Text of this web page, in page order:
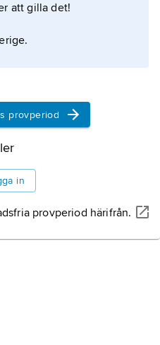
att gilla det!
provperiod
in
provperiod härifrån.